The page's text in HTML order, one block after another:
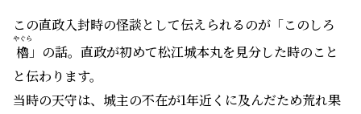
この直政入封時の怪談として伝えられるのが「このしろ
櫓
やぐら
」の話。直政が初めて松江城本丸を見分した時のこと
と伝わります。
当時の天守は、城主の不在が1年近くに及んだため荒れ果